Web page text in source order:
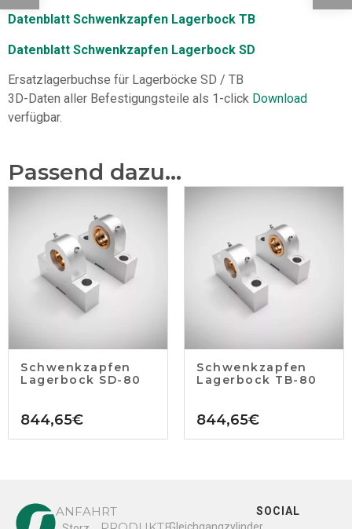
Datenblatt Schwenkzapfen Lagerbock TB
Datenblatt Schwenkzapfen Lagerbock SD
Ersatzlagerbuchse für Lagerböcke SD / TB
3D-Daten aller Befestigungsteile als 1-click Download
verfügbar.
Passend dazu...
Schwenkzapfen
Lagerbock SD-80
844,65€
Schwenkzapfen
Lagerbock TB-80
844,65€
ANFAHRT SOCIAL